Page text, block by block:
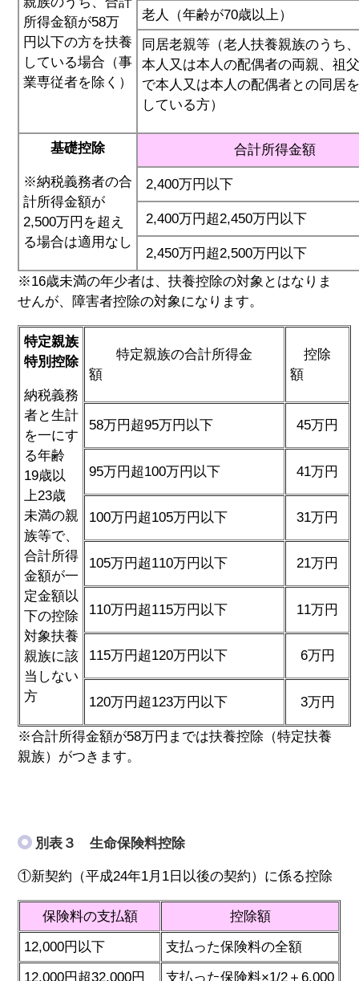
所得金額が58万
円以下の方を扶養
している場合（事
業専従者を除く）
老人（年齢が70歳以上）
同居老親等（老人扶養親族のうち
本人又は本人の配偶者の両親、祖
で本人又は本人の配偶者との同居
している方）
基礎控除
※納税義務者の合
計所得金額が
2,500万円を超え
る場合は適用なし
合計所得金額
2,400万円以下
2,400万円超2,450万円以下
2,450万円超2,500万円以下
※16歳未満の年少者は、扶養控除の対象とはなりま
せんが、障害者控除の対象になります。
特定親族
特別控除
納税義務
者と生計
を一にす
る年齢
19歳以
上23歳
未満の親
族等で、
合計所得
金額が一
定金額以
下の控除
対象扶養
親族に該
当しない
方
特定親族の合計所得金
額
控除
額
58万円超95万円以下 45万円
95万円超100万円以下 41万円
100万円超105万円以下 31万円
105万円超110万円以下 21万円
110万円超115万円以下 11万円
115万円超120万円以下 6万円
120万円超123万円以下 3万円
※合計所得金額が58万円までは扶養控除（特定扶養
親族）がつきます。
別表３ 生命保険料控除
①新契約（平成24年1月1日以後の契約）に係る控除
保険料の支払額
控除額
12,000円以下
支払った保険料の全額
12,000円超32,000円
支払った保険料×1/2＋6,000